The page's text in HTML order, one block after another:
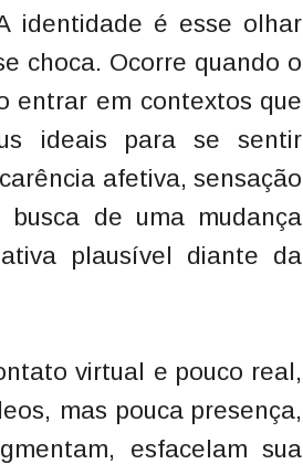
identidade é esse olhar
choca. Ocorre quando o
entrar em contextos que
ideais para se sentir
afetiva, sensação
de uma mudança
plausível diante da
virtual e pouco real,
mas pouca presença,
esfacelam sua